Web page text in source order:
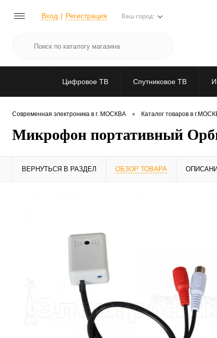
Вход Регистрация Ваш город:
Цифровое ТВ Спутниковое ТВ
Современная электроника в г. МОСКВА • Каталог товаров в
Микрофон портативный
ВЕРНУТЬСЯ В РАЗДЕЛ ОБЗОР ТОВАРА